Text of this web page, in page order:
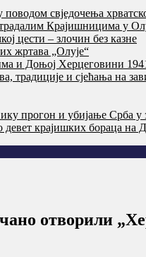
свједочења
Крајишницима у
цести – злочин без казне
жртава „Олује“
и Доњој Херцеговини
традиције и сјећања на
прогон и убијање Срба у
девет крајишких бораца на
отворили